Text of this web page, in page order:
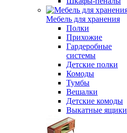
Мебель для хранения
Полки
Прихожие
Гардеробные
системы
Детские полки
Комоды
Тумбы
Вешалки
Детские комоды
Выкатные ящики